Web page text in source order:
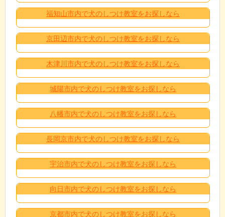
福知山市内で犬のしつけ教室をお探しなら
京田辺市内で犬のしつけ教室をお探しなら
木津川市内で犬のしつけ教室をお探しなら
城陽市内で犬のしつけ教室をお探しなら
八幡市内で犬のしつけ教室をお探しなら
長岡京市内で犬のしつけ教室をお探しなら
宇治市内で犬のしつけ教室をお探しなら
向日市内で犬のしつけ教室をお探しなら
京都市内で犬のしつけ教室をお探しなら